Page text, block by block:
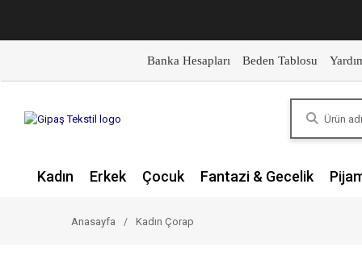
Banka Hesapları Beden Tablosu
Kadın Erkek Çocuk Fantazi & Gecelik
Anasayfa Kadın Çorap